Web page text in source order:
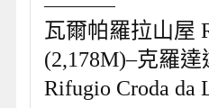
瓦爾帕羅拉山屋
(2,178M)–克羅
Rifugio Croda da